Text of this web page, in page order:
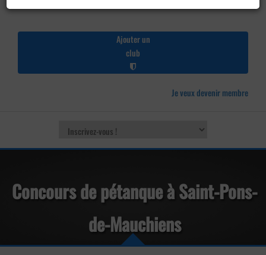
Ajouter un
club
Je veux devenir membre
Concours de pétanque à Saint-Pons-
de-Mauchiens